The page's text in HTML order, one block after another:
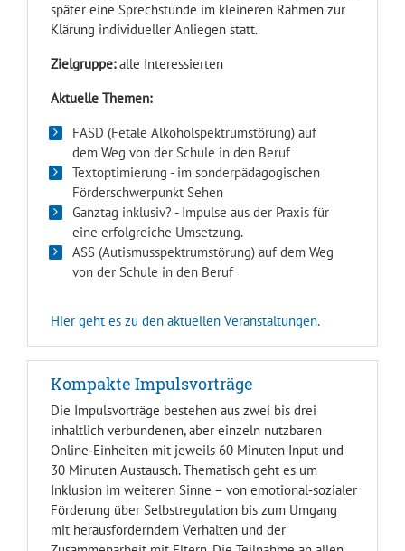
später eine Sprechstunde im kleineren Rahmen zur
Klärung individueller Anliegen statt.
Zielgruppe:alle Interessierten
Aktuelle Themen:
FASD (Fetale Alkoholspektrumstörung) auf
dem Weg von der Schule in den Beruf
Textoptimierung - im sonderpädagogischen
Förderschwerpunkt Sehen
Ganztag inklusiv? - Impulse aus der Praxis für
eine erfolgreiche Umsetzung.
ASS (Autismusspektrumstörung) auf dem Weg
von der Schule in den Beruf
Hier geht es zu den aktuellen Veranstaltungen.
Kompakte Impulsvorträge
Die Impulsvorträge bestehen aus zwei bis drei
inhaltlich verbundenen, aber einzeln nutzbaren
Online‑Einheiten mit jeweils 60 Minuten Input und
30 Minuten Austausch. Thematisch geht es um
Inklusion im weiteren Sinne – von emotional‑sozialer
Förderung über Selbstregulation bis zum Umgang
mit herausforderndem Verhalten und der